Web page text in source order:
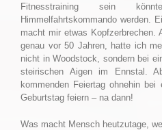
Fitnesstraining sein
Himmelfahrtskommando werden.
macht mir etwas Kopfzerbrechen.
genau vor 50 Jahren, hatte ich
nicht in Woodstock, sondern bei
steirischen Aigen im Ennstal.
kommenden Feiertag ohnehin
Geburtstag feiern – na dann!
Was macht Mensch heutzutage,